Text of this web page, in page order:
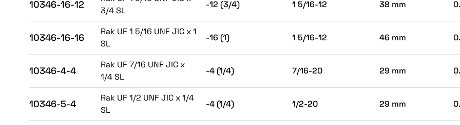
10346-16-12
3/4 SL
-12 (3/4) 1 5/16-12 38 mm
10346-16-16
Rak UF 1 5/16 UNF JIC x 1
SL
-16 (1) 1 5/16-12 46 mm
10346-4-4
Rak UF 7/16 UNF JIC x
1/4 SL
-4 (1/4) 7/16-20 29 mm
10346-5-4
Rak UF 1/2 UNF JIC x 1/4
SL
-4 (1/4) 1/2-20 29 mm